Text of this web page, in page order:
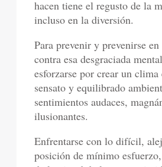
hacen tiene el regusto de la
incluso en la diversión.
Para prevenir y prevenirse
contra esa desgraciada
esforzarse por crear un
sensato y equilibrado
sentimientos audaces,
ilusionantes.
Enfrentarse con lo difícil,
posición de mínimo